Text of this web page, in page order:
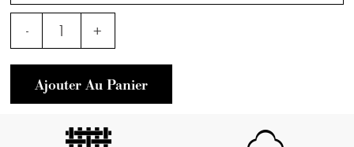
- 1 +
Ajouter Au Panier